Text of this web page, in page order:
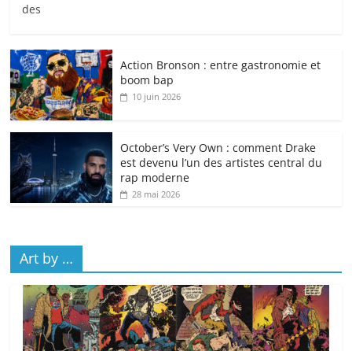
des
Action Bronson : entre gastronomie et
boom bap
10 juin 2026
October’s Very Own : comment Drake
est devenu l’un des artistes central du
rap moderne
28 mai 2026
Art by …